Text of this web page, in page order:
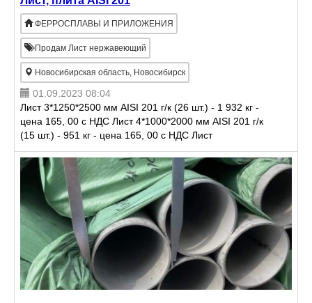
ФЕРРОСПЛАВЫ И ПРИЛОЖЕНИЯ
Продам Лист нержавеющий
Новосибирская область, Новосибирск
01.09.2023 08:04
Лист 3*1250*2500 мм AISI 201 г/к (26 шт.) - 1 932 кг -
цена 165, 00 с НДС Лист 4*1000*2000 мм AISI 201 г/к
(15 шт.) - 951 кг - цена 165, 00 с НДС Лист
4*1250*2500 мм AISI 201 г/к (10 шт.) - 991 кг